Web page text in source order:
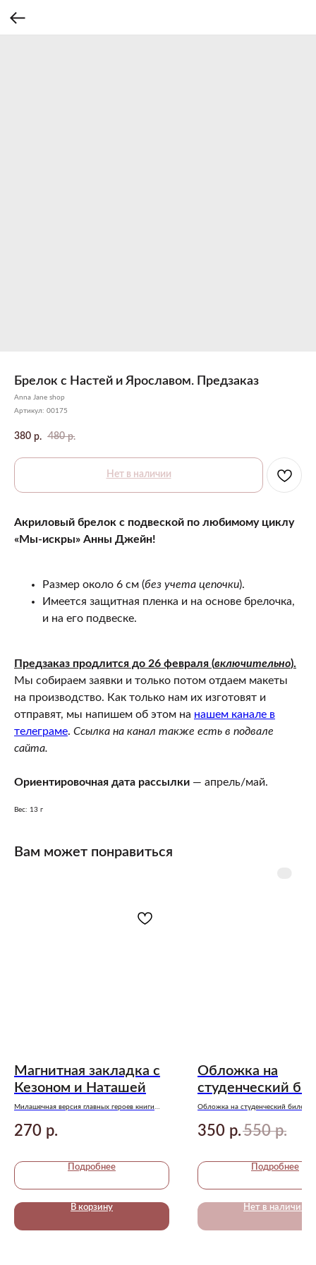
Брелок с Настей и Ярославом. Предзаказ
Anna Jane shop
Артикул: 00175
380 р. 480 р.
Нет в наличии
Акриловый брелок с подвеской по любимому циклу
«Мы-искры» Анны Джейн!
Размер около 6 см (без учета цепочки).
Имеется защитная пленка и на основе брелочка,
и на его подвеске.
Предзаказ продлится до 26 февраля (включительно).
Мы собираем заявки и только потом отдаем макеты
на производство. Как только нам их изготовят и
отправят, мы напишем об этом на нашем канале в
телеграме. Ссылка на канал также есть в подвале
сайта.
Ориентировочная дата рассылки — апрель/май.
Вес: 13 г
Вам может понравиться
Магнитная закладка с
Кезоном и Наташей
Милашечная версия главных героев книги
270 р.
Подробнее
В корзину
Обложка на
студенческий
«На колени,
Обложка на студенческий билет
ведьма»!
350 р.550 р.
Подробнее
Нет в наличии